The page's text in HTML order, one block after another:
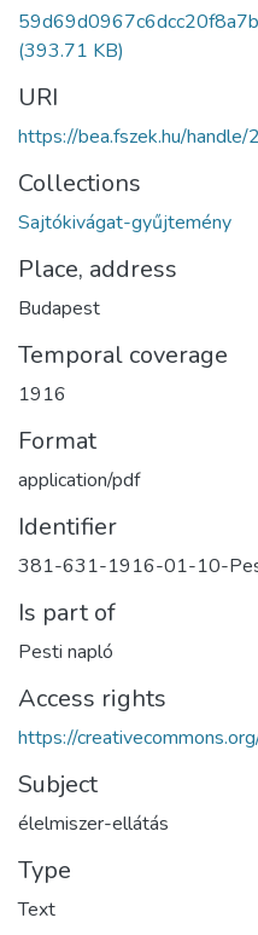
(393.71 KB)
URI
https://bea.fszek.hu/
Collections
Sajtókivágat-gyűjtemény
Place, address
Budapest
Temporal coverage
1916
Format
application/pdf
Identifier
381-631-1916-01-10-
Is part of
Pesti napló
Access rights
https://
Subject
élelmiszer-ellátás
Type
Text